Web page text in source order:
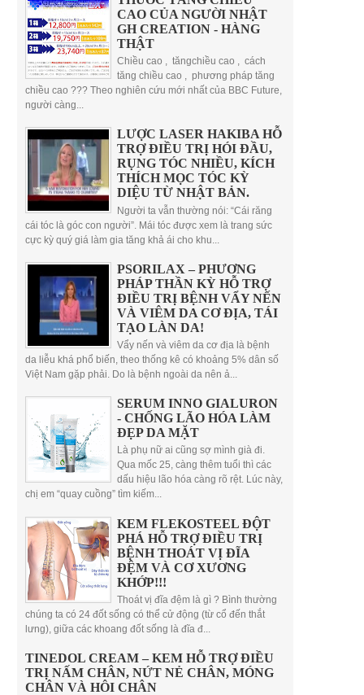
CAO CỦA NGƯỜI NHẬT
GH CREATION - HÀNG
THẬT
Chiều cao , tăngchiều cao , cách
tăng chiều cao , phương pháp tăng
chiều cao ??? Theo nghiên cứu mới nhất của BBC Future,
người càng...
LƯỢC LASER HAKIBA HỖ
TRỢ ĐIỀU TRỊ HÓI ĐẦU,
RỤNG TÓC NHIỀU, KÍCH
THÍCH MỌC TÓC KỲ
DIỆU TỪ NHẬT BẢN.
Người ta vẫn thường nói: “Cái răng
cái tóc là góc con người”. Mái tóc được xem là trang sức
cực kỳ quý giá làm gia tăng khả ái cho khu...
PSORILAX – PHƯƠNG
PHÁP THẦN KỲ HỖ TRỢ
ĐIỀU TRỊ BỆNH VẨY NẾN
VÀ VIÊM DA CƠ ĐỊA, TÁI
TẠO LÀN DA!
Vẩy nến và viêm da cơ địa là bệnh
da liễu khá phổ biến, theo thống kê có khoảng 5% dân số
Việt Nam gặp phải. Do là bệnh ngoài da nên ả...
SERUM INNO GIALURON
- CHỐNG LÃO HÓA LÀM
ĐẸP DA MẶT
Là phụ nữ ai cũng sợ mình già đi.
Qua mốc 25, càng thêm tuổi thì các
dấu hiệu lão hóa càng rõ rệt. Lúc này,
chị em “quay cuồng” tìm kiếm...
KEM FLEKOSTEEL ĐỘT
PHÁ HỖ TRỢ ĐIỀU TRỊ
BỆNH THOÁT VỊ ĐĨA
ĐỆM VÀ CƠ XƯƠNG
KHỚP!!!
Thoát vị đĩa đệm là gì ? Bình thường
chúng ta có 24 đốt sống có thể cử động (từ cổ đến thắt
lưng), giữa các khoang đốt sống là đĩa đ...
TINEDOL CREAM – KEM HỖ TRỢ ĐIỀU
TRỊ NẤM CHÂN, NỨT NẺ CHÂN, MÓNG
CHÂN VÀ HÔI CHÂN